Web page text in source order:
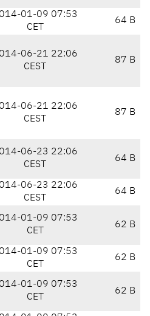
01-09 07:53
CET
64 B
06-21 22:06
CEST
87 B
06-21 22:06
CEST
87 B
06-23 22:06
CEST
64 B
06-23 22:06
CEST
64 B
01-09 07:53
CET
62 B
01-09 07:53
CET
62 B
01-09 07:53
CET
62 B